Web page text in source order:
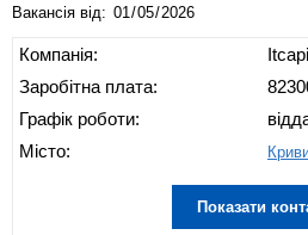
Вакансія від:
Компанія:
Заробітна плата:
Графік роботи:
Місто:
Показати